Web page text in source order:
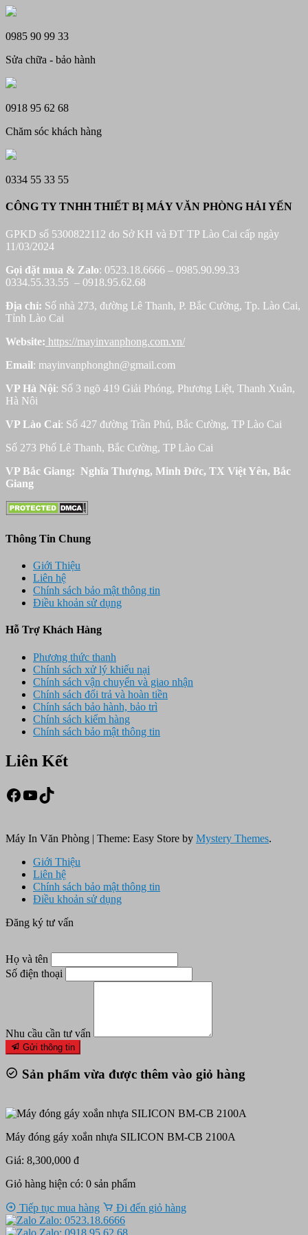
0985 90 99 33
Sửa chữa - bảo hành
0918 95 62 68
Chăm sóc khách hàng
0334 55 33 55
CÔNG TY TNHH THIẾT BỊ MÁY VĂN PHÒNG HẢI YẾN
GPKD số 5300822112 do Sở KH và ĐT TP Lào Cai cấp ngày
11/03/2024
Gọi đặt mua & Zalo: 0523.18.6666 – 0985.90.99.33
0334.55.33.55 – 0918.95.62.68
Địa chỉ: Số nhà 273, đường Lê Thanh, P. Bắc Cường, Tp. Lào Cai,
Tỉnh Lào Cai
Website: https://mayinvanphong.com.vn/
Email: mayinvanphonghn@gmail.com
VP Hà Nội: Số 3 ngõ 419 Giải Phóng, Phương Liệt, Thanh Xuân,
Hà Nôi
VP Lào Cai: Số 427 đường Trần Phú, Bắc Cường, TP Lào Cai
Số 273 Phố Lê Thanh, Bắc Cường, TP Lào Cai
VP Bắc Giang: Nghĩa Thượng, Minh Đức, TX Việt Yên, Bắc
Giang
Thông Tin Chung
Giới Thiệu
Liên hệ
Chính sách bảo mật thông tin
Điều khoản sử dụng
Hỗ Trợ Khách Hàng
Phương thức thanh
Chính sách xử lý khiếu nại
Chính sách vận chuyển và giao nhận
Chính sách đổi trả và hoàn tiền
Chính sách bảo hành, bảo trì
Chính sách kiểm hàng
Chính sách bảo mật thông tin
Liên Kết
Facebook
Youtube
TikTok
Máy In Văn Phòng | Theme: Easy Store by Mystery Themes.
Giới Thiệu
Liên hệ
Chính sách bảo mật thông tin
Điều khoản sử dụng
Đăng ký tư vấn
Họ và tên
Số điện thoại
Nhu cầu cần tư vấn
Gửi thông tin
Sản phẩm vừa được thêm vào giỏ hàng
Máy đóng gáy xoắn nhựa SILICON BM-CB 2100A
Giá: 8,300,000 đ
Giỏ hàng hiện có: 0 sản phẩm
Tiếp tục mua hàng
Đi đến giỏ hàng
Zalo: 0523.18.6666
Zalo: 0918.95.62.68